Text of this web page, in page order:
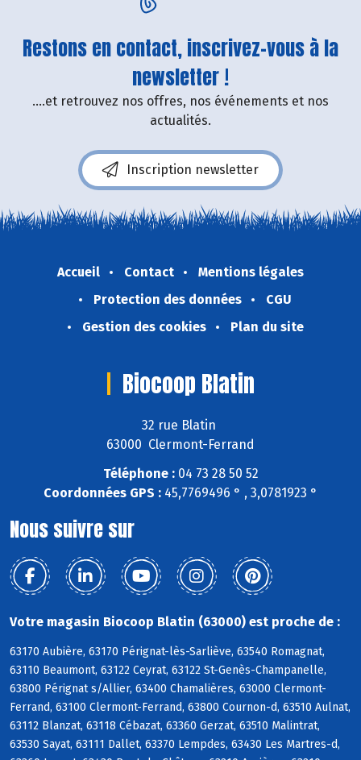
Restons en contact, inscrivez-vous à la
newsletter !
....et retrouvez nos offres, nos événements et nos
actualités.
Inscription newsletter
Accueil Contact
Mentions légales
Protection des données
CGU
Gestion des cookies
Plan du site
Biocoop Blatin
32 rue Blatin
63000 Clermont-Ferrand
Téléphone :04 73 28 50 52
Coordonnées GPS : 45,7769496 ° , 3,0781923 °
Nous suivre sur
Votre magasin Biocoop Blatin (63000) est proche de :
63170 Aubière, 63170 Pérignat-lès-Sarliève, 63540 Romagnat,
63110 Beaumont, 63122 Ceyrat, 63122 St-Genès-Champanelle,
63800 Pérignat s/Allier, 63400 Chamalières, 63000 Clermont-
Ferrand, 63100 Clermont-Ferrand, 63800 Cournon-d, 63510 Aulnat,
63112 Blanzat, 63118 Cébazat, 63360 Gerzat, 63510 Malintrat,
63530 Sayat, 63111 Dallet, 63370 Lempdes, 63430 Les Martres-d,